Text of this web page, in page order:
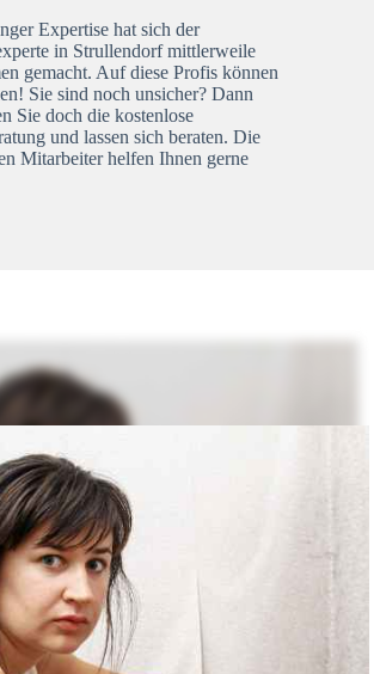
Expertise hat sich der
in Strullendorf mittlerweile
gemacht. Auf diese Profis können
Sie sind noch unsicher? Dann
Sie doch die kostenlose
und lassen sich beraten. Die
Mitarbeiter helfen Ihnen gerne